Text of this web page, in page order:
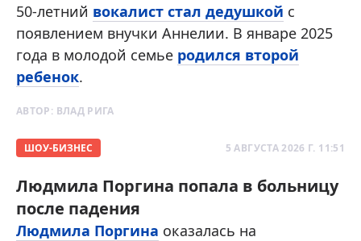
50-летний вокалист стал дедушкой с
появлением внучки Аннелии. В январе 2025
года в молодой семье родился второй
ребенок.
АВТОР: ВЛАД РИГА
ШОУ-БИЗНЕС 5 АВГУСТА 2026 Г. 11:51
Людмила Поргина попала в больницу
после падения
Людмила Поргина оказалась на